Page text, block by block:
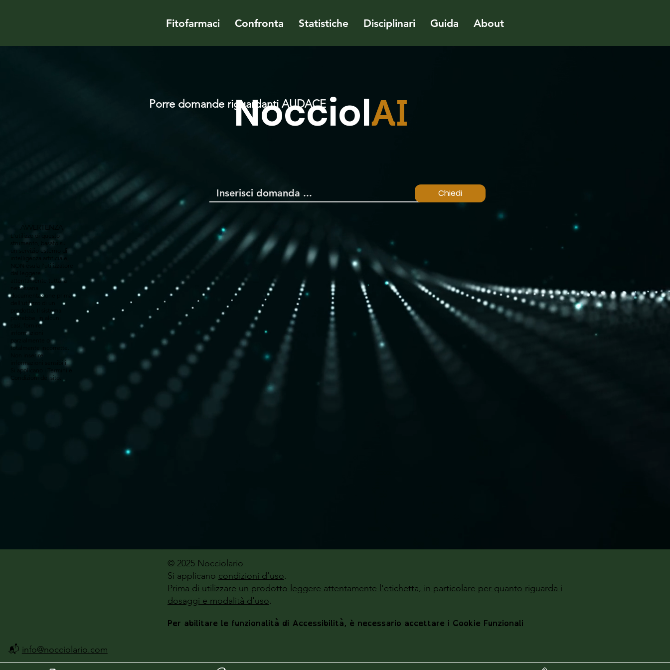
Fitofarmaci Confronta Statistiche Disciplinari Guida About
Chiedi
NocciolAI
Porre domande riguardanti AUDACE
AVVERTENZA
L'utilizzo di questo
strumento, basato su
un servizio esterno di
intelligenza artificiale,
NON esula l'utilizzatore
attentamente tutta la
necessaria
documentazione prima
dell'utilizzo di un
prodotto. Il sistema
potrebbe, in alcuni
casi, fornire
informazioni
totalmente incorrette.
Non inserire
informazioni sensibili.
Si applicano i Termini e
Condizioni del sito.
© 2025 Nocciolario
Si applicano condizioni d'uso.
Prima di utilizzare un prodotto leggere attentamente l'etichetta, in particolare per quanto riguarda i
dosaggi e modalità d'uso.
Per abilitare le funzionalità di Accessibilità, è necessario accettare i Cookie Funzionali
📬 info@nocciolario.com